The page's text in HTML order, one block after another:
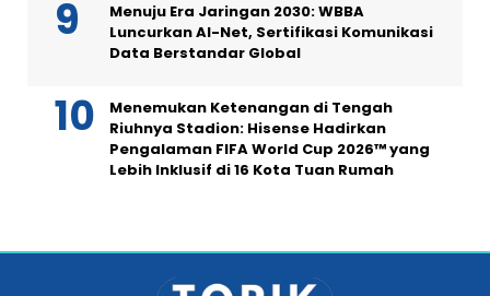
Menuju Era Jaringan 2030: WBBA
Luncurkan AI-Net, Sertifikasi Komunikasi
Data Berstandar Global
Menemukan Ketenangan di Tengah
Riuhnya Stadion: Hisense Hadirkan
Pengalaman FIFA World Cup 2026™ yang
Lebih Inklusif di 16 Kota Tuan Rumah